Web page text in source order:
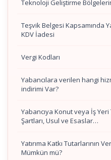
Teknoloji Geliştirme
Teşvik Belgesi Kapsamında
KDV İadesi
Vergi Kodları
Yabancılara verilen hangi
indirimi Var?
Yabancıya Konut veya İş
Şartları, Usul ve Esaslar…
Yatırıma Katkı Tutarlarının
Mümkün mü?